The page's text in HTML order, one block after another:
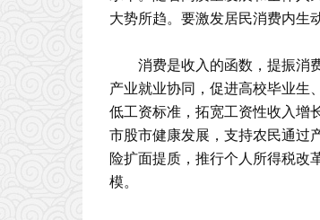
大势所趋。要激发居民消费内生
消费是收入的函数，提振消
产业就业协同，促进高校毕业生
低工资标准，拓宽工资性收入增
市股市健康发展，支持农民通过
险扩面提质，推行个人所得税改
模。